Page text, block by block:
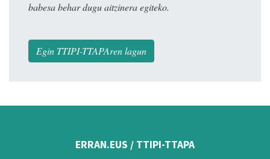
babesa behar dugu aitzinera egiteko.
Egin TTIPI-TTAPAren lagun
ERRAN.EUS / TTIPI-TTAPA